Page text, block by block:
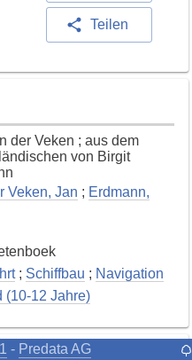
Teilen
der Veken ; aus dem
von Birgit
Veken, Jan ; Erdmann,
; Schiffbau ; Navigation
(10-12 Jahre)
- Predata AG